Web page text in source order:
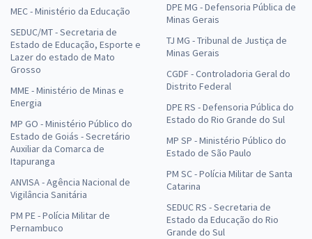
MEC - Ministério da Educação
SEDUC/MT - Secretaria de
Estado de Educação, Esporte e
Lazer do estado de Mato
Grosso
MME - Ministério de Minas e
Energia
MP GO - Ministério Público do
Estado de Goiás - Secretário
Auxiliar da Comarca de
Itapuranga
ANVISA - Agência Nacional de
Vigilância Sanitária
PM PE - Polícia Militar de
Pernambuco
DPE MG - Defensoria Pública de
Minas Gerais
TJ MG - Tribunal de Justiça de
Minas Gerais
CGDF - Controladoria Geral do
Distrito Federal
DPE RS - Defensoria Pública do
Estado do Rio Grande do Sul
MP SP - Ministério Público do
Estado de São Paulo
PM SC - Polícia Militar de Santa
Catarina
SEDUC RS - Secretaria de
Estado da Educação do Rio
Grande do Sul